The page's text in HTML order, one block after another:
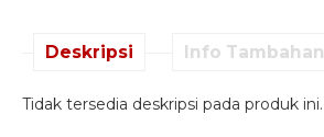
Deskripsi Info Tambahan
Tidak tersedia deskripsi pada produk ini.